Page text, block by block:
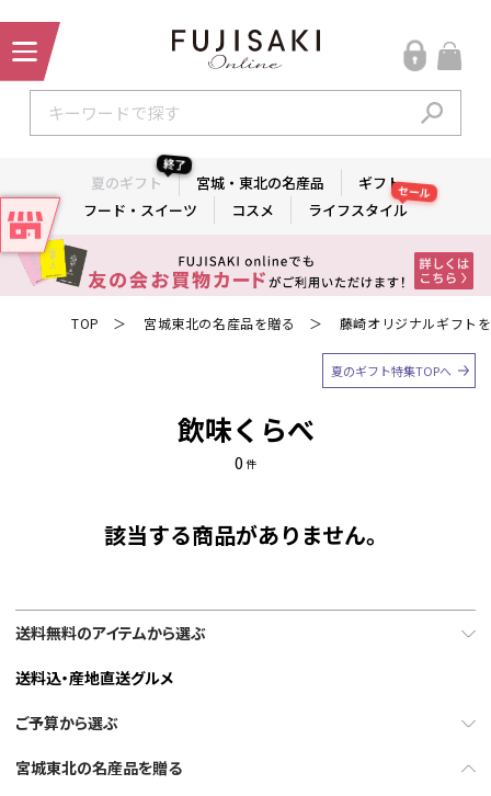
夏のギフト
終了
宮城・東北の名産品
ギフト
フード・スイーツ
コスメ ライフスタイル
セール
TOP ＞ 宮城東北の名産品を贈る ＞ 藤崎オリジナルギフト
夏のギフト特集TOPへ
飲味くらべ
0 件
該当する商品がありません。
送料無料のアイテムから選ぶ
送料込・産地直送グルメ
ご予算から選ぶ
宮城東北の名産品を贈る